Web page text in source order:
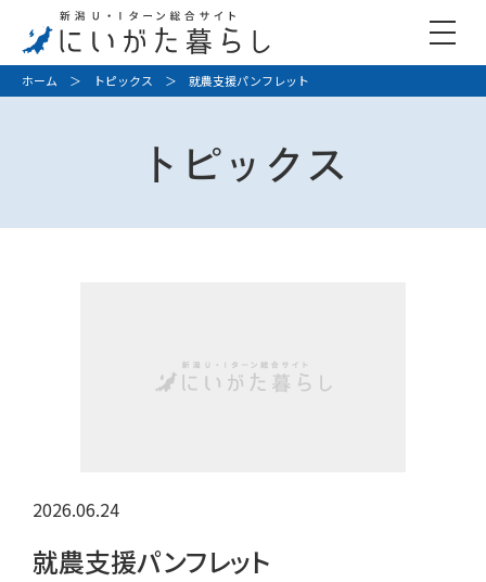
ホーム ＞ トピックス ＞ 就農支援パンフレット
トピックス
2026.06.24
就農支援パンフレット